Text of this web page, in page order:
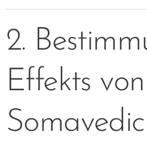
2.
Effekts von